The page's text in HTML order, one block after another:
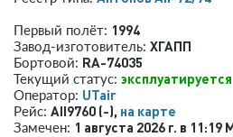
Первый полёт: 1994
Завод-изготовитель: ХГАПП
Бортовой: RA-74035
Текущий статус: эксплуатируется
Оператор: UTair
Рейс: AII9760 (-), на карте
Замечен: 1 августа 2026 г. в 11:19